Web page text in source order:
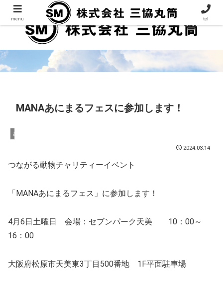
MANAあにまるフェスに参加します！
お知らせ
2024.03.14
つながる動物チャリティーイベント
「MANAあにまるフェス」に参加します！
4月6日土曜日 会場：セブンパーク天美 10：00～
16：00
大阪府松原市天美東3丁目500番地 1F平面駐車場
menu tel